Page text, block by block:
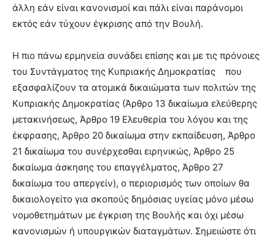
άλλη εάν είναι κανονισμοί και πάλι είναι παράνομοι
εκτός εάν τύχουν έγκρισης από την Βουλή.
Η πιο πάνω ερμηνεία συνάδει επίσης και με τις πρόνοιες
του Συντάγματος της Κυπριακής Δημοκρατίας που
εξασφαλίζουν τα ατομικά δικαιώματα των πολιτών της
Κυπριακής Δημοκρατίας (Άρθρο 13 δικαίωμα ελεύθερης
μετακινήσεως, Άρθρο 19 Ελευθερία του λόγου και της
έκφρασης, Άρθρο 20 δικαίωμα στην εκπαίδευση, Άρθρο
21 δικαίωμα του συνέρχεσθαι ειρηνικώς, Άρθρο 25
δικαίωμα άσκησης του επαγγέλματος, Άρθρο 27
δικαίωμα του απεργείν), ο περιορισμός των οποίων θα
δικαιολογείτο για σκοπούς δημόσιας υγείας μόνο μέσω
νομοθετημάτων με έγκριση της Βουλής και όχι μέσω
κανονισμών ή υπουργικών διαταγμάτων. Σημειώστε ότι